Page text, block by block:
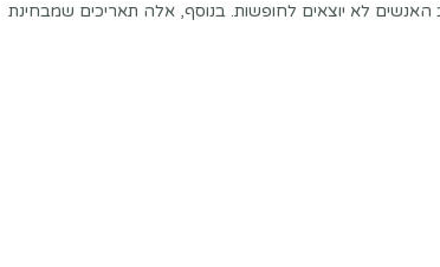
לא יוצאים לחופשות. בנוסף, אלה תאריכים שמבחינת